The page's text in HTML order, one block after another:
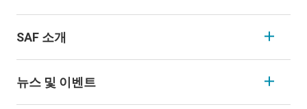
SAF 소개
뉴스 및 이벤트